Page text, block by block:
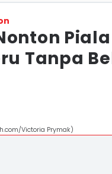
Tanpa
Victoria Prymak)